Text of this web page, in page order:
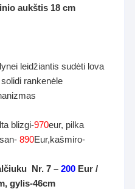
aukštis 18 cm
leidžiantis sudėti lova
rankenėle
blizgi-970eur, pilka
890Eur,kašmiro-
Nr. 7 –200 Eur /
gylis-46cm